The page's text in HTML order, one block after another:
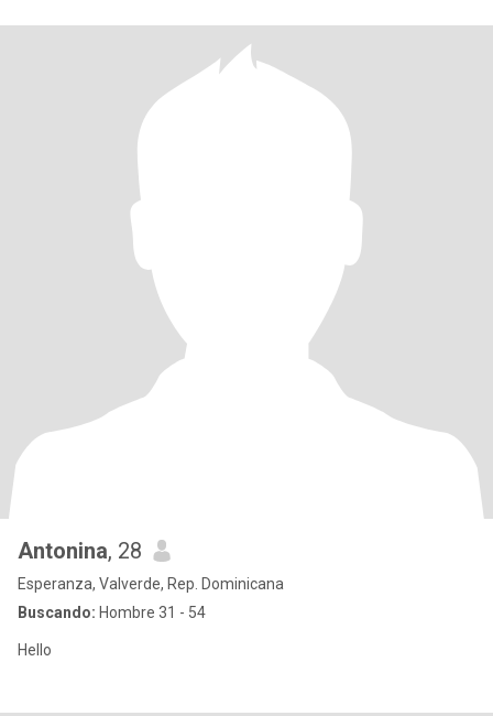
Antonina, 28
Esperanza, Valverde, Rep. Dominicana
Buscando: Hombre 31 - 54
Hello